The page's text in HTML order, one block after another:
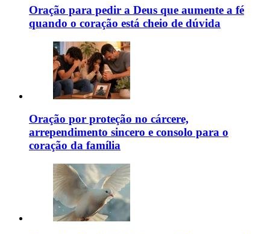
Oração para pedir a Deus que aumente a fé
quando o coração está cheio de dúvida
Oração por proteção no cárcere,
arrependimento sincero e consolo para o
coração da família